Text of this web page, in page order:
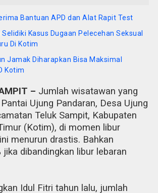
Bantuan APD dan Alat Rapit Test
Kasus Dugaan Pelecehan Seksual
Di Kotim
Jamak Diharapkan Bisa Maksimal
Kotim
– Jumlah wisatawan yang
Ujung Pandaran, Desa Ujung
Teluk Sampit, Kabupaten
(Kotim), di momen libur
menurun drastis. Bahkan
jika dibandingkan libur lebaran
Idul Fitri tahun lalu, jumlah